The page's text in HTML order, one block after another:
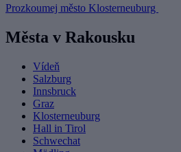
Prozkoumej město Klosterneuburg
Města v Rakousku
Vídeň
Salzburg
Innsbruck
Graz
Klosterneuburg
Hall in Tirol
Schwechat